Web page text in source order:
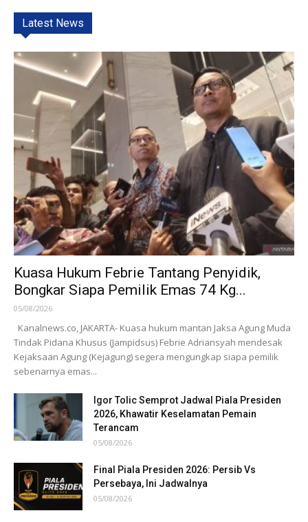
Latest News
Kuasa Hukum Febrie Tantang Penyidik,
Bongkar Siapa Pemilik Emas 74 Kg...
05/08/2026
Kanalnews.co, JAKARTA- Kuasa hukum mantan Jaksa Agung Muda
Tindak Pidana Khusus (Jampidsus) Febrie Adriansyah mendesak
Kejaksaan Agung (Kejagung) segera mengungkap siapa pemilik
sebenarnya emas...
Igor Tolic Semprot Jadwal Piala Presiden
2026, Khawatir Keselamatan Pemain
Terancam
05/08/2026
Final Piala Presiden 2026: Persib Vs
Persebaya, Ini Jadwalnya
05/08/2026